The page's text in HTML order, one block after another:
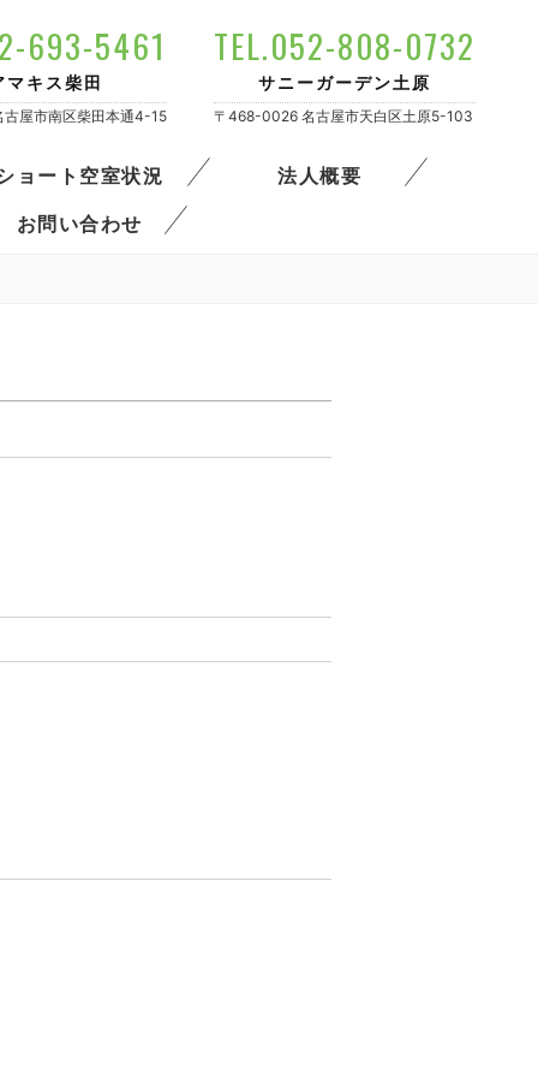
693-5461
マキス柴田
屋市南区柴田本通4-15
TEL.052-808-0732
サニーガーデン土原
〒468-0026 名古屋市天白区土原5-103
ョート空室状況
法人概要
お問い合わせ